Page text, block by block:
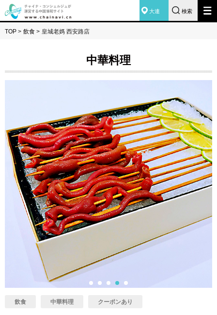
大連 検索
TOP > 飲食 > 皇城老媽 西安路店
中華料理
飲食 中華料理 クーポンあり